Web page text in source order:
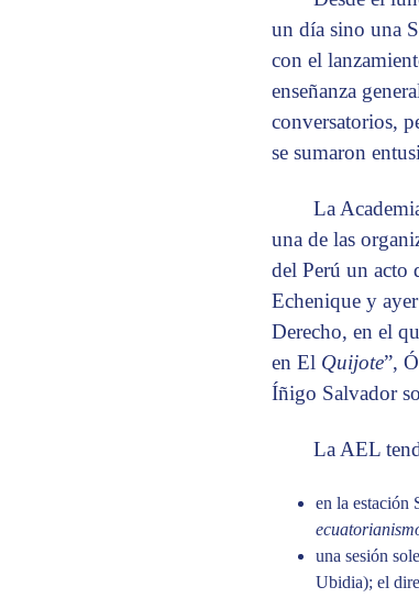
un día sino una
con el
enseñanza
conversatorios,
se sumaron
La
una de las
del Perú un acto
Echenique y
Derecho, en el
en El Quijote”,
Íñigo Salvador
La AEL
en la estación
una sesión
Ubidia); el